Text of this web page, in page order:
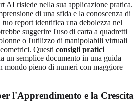
AI risiede nella sua applicazione pratica.
di una sfida e la conoscenza di
report identifica una debolezza nel
suggerire l'uso di carta a quadretti
o l'utilizzo di manipolabili virtuali
Questi consigli pratici
un semplice documento in una guida
mondo pieno di numeri con maggiore
l'Apprendimento e la Crescita